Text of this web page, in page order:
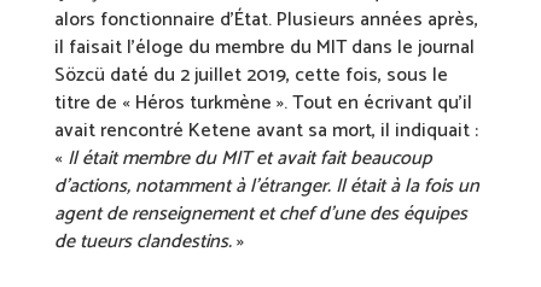
alors fonctionnaire d’État. Plusieurs années après,
il faisait l’éloge du membre du MIT dans le journal
Sözcü daté du 2 juillet 2019, cette fois, sous le
titre de « Héros turkmène ». Tout en écrivant qu’il
avait rencontré Ketene avant sa mort, il indiquait :
«Il était membre du MIT et avait fait beaucoup
d’actions, notamment à l’étranger. Il était à la fois un
agent de renseignement et chef d’une des équipes
de tueurs clandestins.»